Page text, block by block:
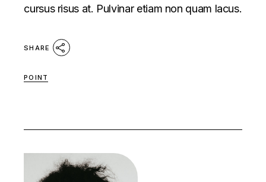
cursus risus at. Pulvinar etiam non quam lacus.
SHARE
POINT